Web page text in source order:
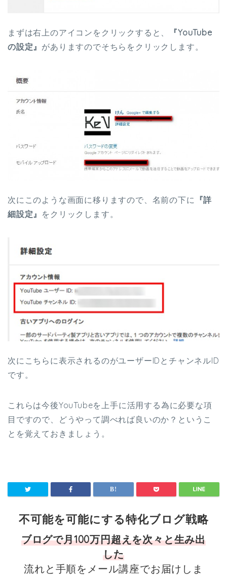
まずは右上のアイコンをクリックすると、
『YouTube
の設定』 がありますのでそちらをクリックします。
次にこのような画面に移りますので、名前の下に 『詳
細設定』 をクリックします。
次にこちらに表示されるのがユーザーIDとチャンネルID
です。
これらは今後YouTubeを上手に活用する為に必要な項
目ですので、どうやって調べれば良いのか？というこ
とを覚えておきましょう。
不可能を可能にする特化ブログ戦略
ブログで月100万円超えを次々と生み出
した
流れと手順をメール講座でお届けしま